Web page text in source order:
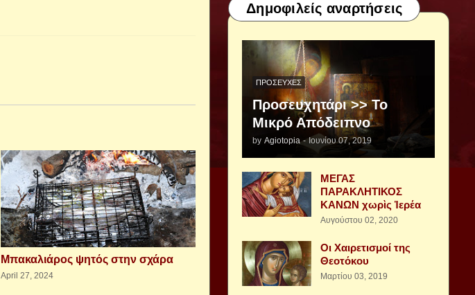
Μπακαλιάρος ψητός στην σχάρα
April 27, 2024
Δημοφιλείς αναρτήσεις
ΠΡΟΣΕΥΧΈΣ
Προσευχητάρι >> Το
Μικρό Απόδειπνο
by Agiotopia - Ιουνίου 07, 2019
ΜΕΓΑΣ
ΠΑΡΑΚΛΗΤΙΚΟΣ
ΚΑΝΩΝ χωρὶς Ἱερέα
Αυγούστου 02, 2020
Οι Χαιρετισμοί της
Θεοτόκου
Μαρτίου 03, 2019